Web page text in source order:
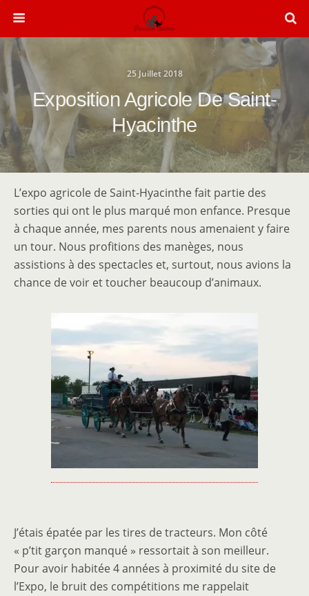
25 Juillet 2018
Exposition Agricole De Saint-
Hyacinthe
L’expo agricole de Saint-Hyacinthe fait partie des
sorties qui ont le plus marqué mon enfance. Presque
à chaque année, mes parents nous amenaient y faire
un tour. Nous profitions des manèges, nous
assistions à des spectacles et, surtout, nous avions la
chance de voir et toucher beaucoup d’animaux.
J’étais épatée par les tires de tracteurs. Mon côté
« p’tit garçon manqué » ressortait à son meilleur.
Pour avoir habitée 4 années à proximité du site de
l’Expo, le bruit des compétitions me rappelait